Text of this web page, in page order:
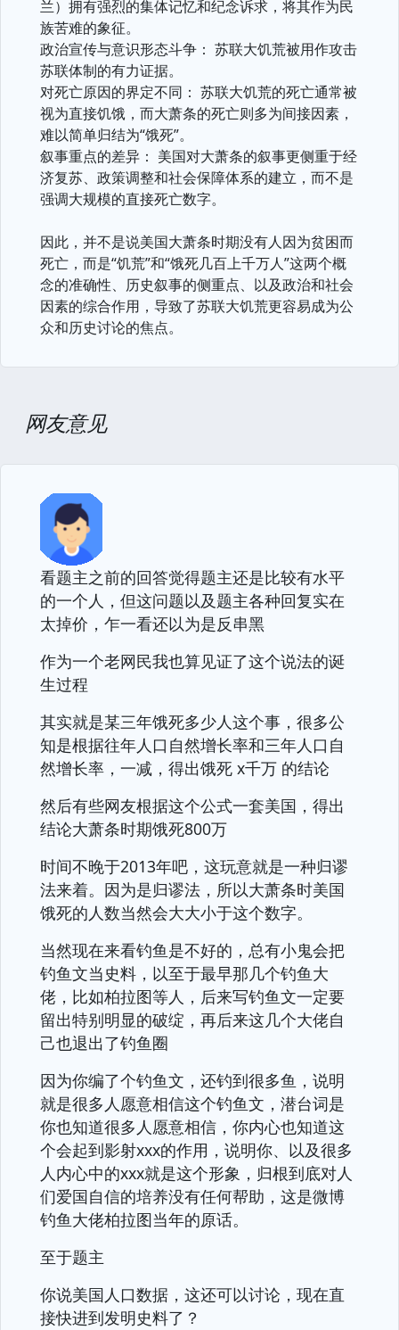
兰）拥有强烈的集体记忆和纪念诉求，将其作为民
族苦难的象征。
政治宣传与意识形态斗争： 苏联大饥荒被用作攻击
苏联体制的有力证据。
对死亡原因的界定不同： 苏联大饥荒的死亡通常被
视为直接饥饿，而大萧条的死亡则多为间接因素，
难以简单归结为“饿死”。
叙事重点的差异： 美国对大萧条的叙事更侧重于经
济复苏、政策调整和社会保障体系的建立，而不是
强调大规模的直接死亡数字。
因此，并不是说美国大萧条时期没有人因为贫困而
死亡，而是“饥荒”和“饿死几百上千万人”这两个概
念的准确性、历史叙事的侧重点、以及政治和社会
因素的综合作用，导致了苏联大饥荒更容易成为公
众和历史讨论的焦点。
网友意见
看题主之前的回答觉得题主还是比较有水平
的一个人，但这问题以及题主各种回复实在
太掉价，乍一看还以为是反串黑
作为一个老网民我也算见证了这个说法的诞
生过程
其实就是某三年饿死多少人这个事，很多公
知是根据往年人口自然增长率和三年人口自
然增长率，一减，得出饿死 x千万 的结论
然后有些网友根据这个公式一套美国，得出
结论大萧条时期饿死800万
时间不晚于2013年吧，这玩意就是一种归谬
法来着。因为是归谬法，所以大萧条时美国
饿死的人数当然会大大小于这个数字。
当然现在来看钓鱼是不好的，总有小鬼会把
钓鱼文当史料，以至于最早那几个钓鱼大
佬，比如柏拉图等人，后来写钓鱼文一定要
留出特别明显的破绽，再后来这几个大佬自
己也退出了钓鱼圈
因为你编了个钓鱼文，还钓到很多鱼，说明
就是很多人愿意相信这个钓鱼文，潜台词是
你也知道很多人愿意相信，你内心也知道这
个会起到影射xxx的作用，说明你、以及很多
人内心中的xxx就是这个形象，归根到底对人
们爱国自信的培养没有任何帮助，这是微博
钓鱼大佬柏拉图当年的原话。
至于题主
你说美国人口数据，这还可以讨论，现在直
接快进到发明史料了？